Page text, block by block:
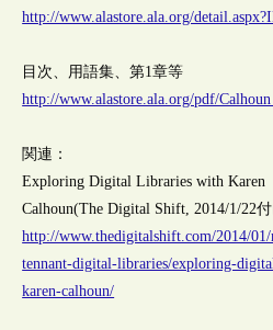
http://www.alastore.ala.org/
目次、用語集、第1章等
http://www.alastore.ala.org/pdf/
関連：
Exploring Digital Libraries with Karen
Calhoun(The Digital Shift, 2014/1/22
http://www.thedigitalshift.com/2014/
tennant-digital-libraries/exploring-
karen-calhoun/